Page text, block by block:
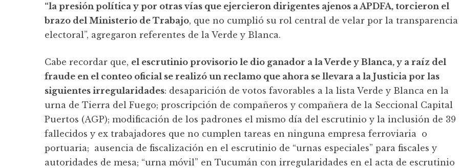
“la presión política y por otras vías que ejercieron dirigentes ajenos a APDFA, torcieron el
brazo del Ministerio de Trabajo, que no cumplió su rol central de velar por la transparencia
electoral”, agregaron referentes de la Verde y Blanca.
Cabe recordar que, el escrutinio provisorio le dio ganador a la Verde y Blanca, y a raíz del
fraude en el conteo oficial se realizó un reclamo que ahora se llevara a la Justicia por las
siguientes irregularidades: desaparición de votos favorables a la lista Verde y Blanca en la
urna de Tierra del Fuego; proscripción de compañeros y compañera de la Seccional Capital
Puertos (AGP); modificación de los padrones el mismo día del escrutinio y la inclusión de 39
fallecidos y ex trabajadores que no cumplen tareas en ninguna empresa ferroviaria o
portuaria; ausencia de fiscalización en el escrutinio de “urnas especiales” para fiscales y
autoridades de mesa; “urna móvil” en Tucumán con irregularidades en el acta de escrutinio